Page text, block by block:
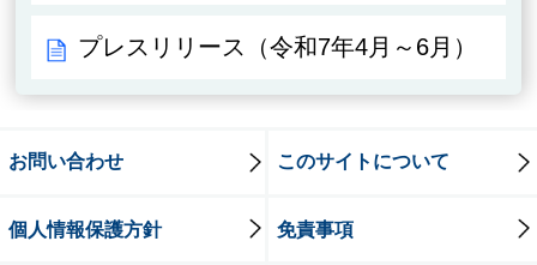
プレスリリース（令和7年4月～6月）
お問い合わせ このサイトについて
個人情報保護方針 免責事項